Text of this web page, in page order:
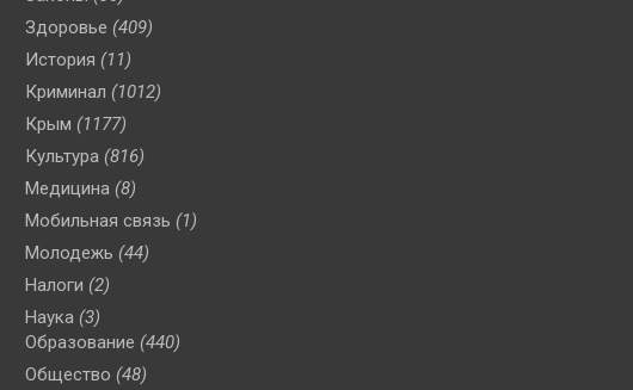
Здоровье (409)
История (11)
Криминал (1012)
Крым (1177)
Культура (816)
Медицина (8)
Мобильная связь (1)
Молодежь (44)
Налоги (2)
Наука (3)
Образование (440)
Общество (48)